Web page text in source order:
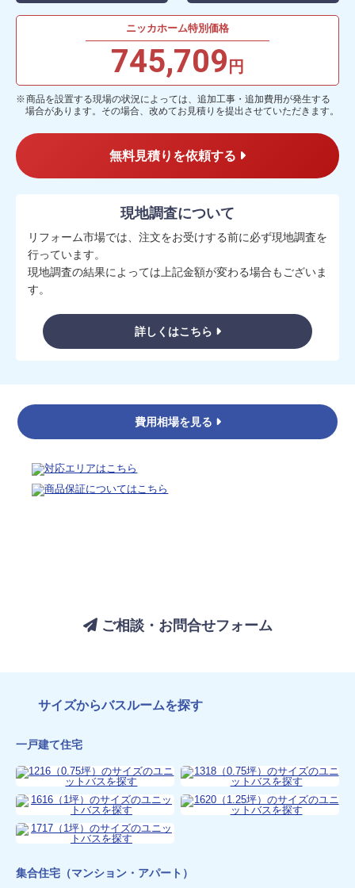
ニッカホーム特別価格
745,709 円
商品を設置する現場の状況によっては、追加工事・追加費用が発生する
場合があります。その場合、改めてお見積りを提出させていただきます。
無料見積りを依頼する
現地調査について
リフォーム市場では、注文をお受けする前に必ず現地調査を
行っています。
現地調査の結果によっては上記金額が変わる場合もございま
す。
詳しくはこちら
費用相場を見る
ご相談・お問合せフォーム
サイズからバスルームを探す
一戸建て住宅
集合住宅（マンション・アパート）